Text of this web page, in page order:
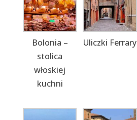
Bolonia –
stolica
włoskiej
kuchni
Uliczki Ferrary